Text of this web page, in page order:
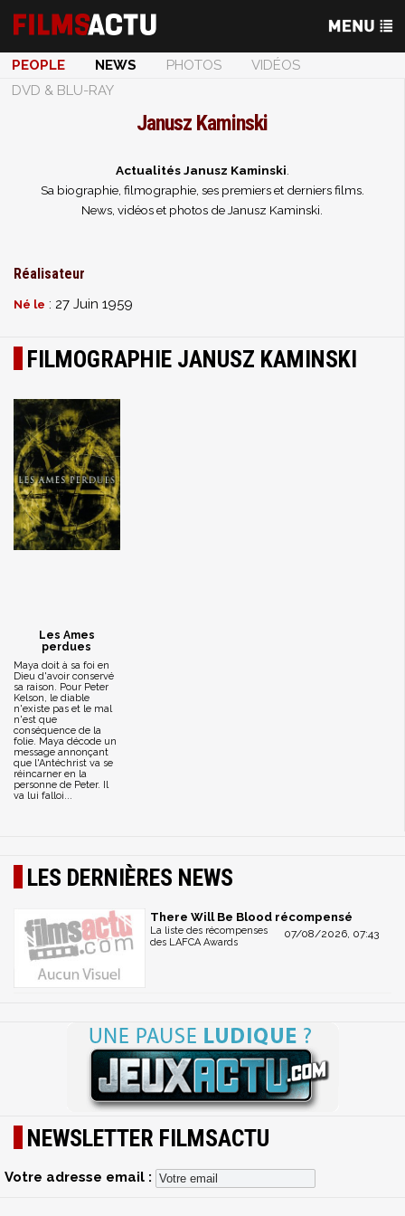
PEOPLE NEWS PHOTOS
VIDÉOS
DVD & BLU-RAY
Janusz Kaminski
Actualités Janusz Kaminski
Sa biographie, filmographie, ses premiers et derniers films.
News, vidéos et photos de Janusz Kaminski.
Réalisateur
Né le : 27 Juin 1959
FILMOGRAPHIE JANUSZ KAMINSKI
Les Ames
perdues
Maya doit à sa foi en
Dieu d'avoir conservé
sa raison. Pour Peter
Kelson, le diable
n'existe pas et le mal
n'est que
conséquence de la
folie. Maya décode un
message annonçant
que l'Antéchrist va se
réincarner en la
personne de Peter. Il
va lui falloi...
LES DERNIÈRES NEWS
There Will Be Blood récompensé
07/08/2026, 07:43
La liste des récompenses
des LAFCA Awards
NEWSLETTER FILMSACTU
Votre adresse email :